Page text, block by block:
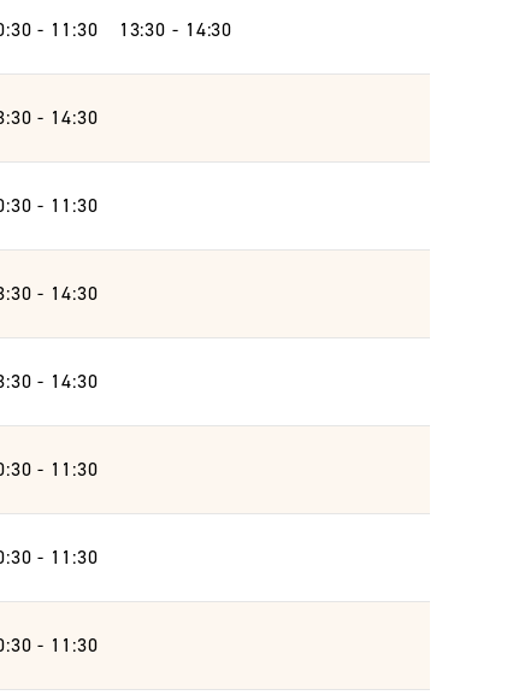
- 11:30 13:30 - 14:30
- 14:30
- 11:30
- 14:30
- 14:30
- 11:30
- 11:30
- 11:30